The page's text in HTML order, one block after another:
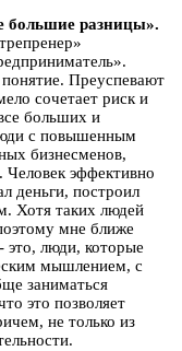
большие разницы».
Преуспевают
сочетает риск и
больших и
с повышенным
бизнесменов,
эффективно
деньги, построил
Хотя таких людей
мне ближе
это, люди, которые
мышлением, с
заниматься
это позволяет
не только из